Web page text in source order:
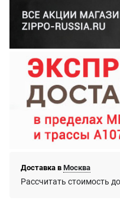
Доставка в Москва
Рассчитать стоимость